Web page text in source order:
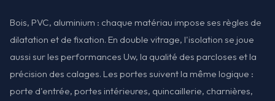
Bois, PVC, aluminium : chaque matériau impose ses règles de
dilatation et de fixation. En double vitrage, l'isolation se joue
aussi sur les performances Uw, la qualité des parcloses et la
précision des calages. Les portes suivent la même logique :
porte d'entrée, portes intérieures, quincaillerie, charnières,